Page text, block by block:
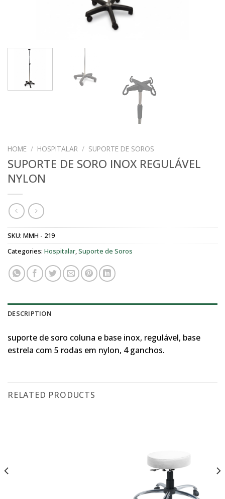
HOME / HOSPITALAR / SUPORTE DE SOROS
SUPORTE DE SORO INOX REGULÁVEL
NYLON
SKU: MMH - 219
Categories: Hospitalar,Suporte de Soros
DESCRIPTION
suporte de soro coluna e base inox, regulável, base
estrela com 5 rodas em nylon, 4 ganchos.
RELATED PRODUCTS